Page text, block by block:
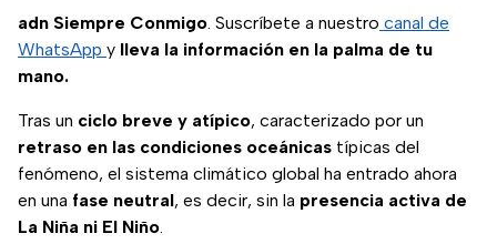
adn Siempre Conmigo. Suscríbete a nuestro canal de
WhatsApp y lleva la información en la palma de tu
mano.
Tras un ciclo breve y atípico, caracterizado por un
retraso en las condiciones oceánicas típicas del
fenómeno, el sistema climático global ha entrado ahora
en una fase neutral, es decir, sin la presencia activa de
La Niña ni El Niño.